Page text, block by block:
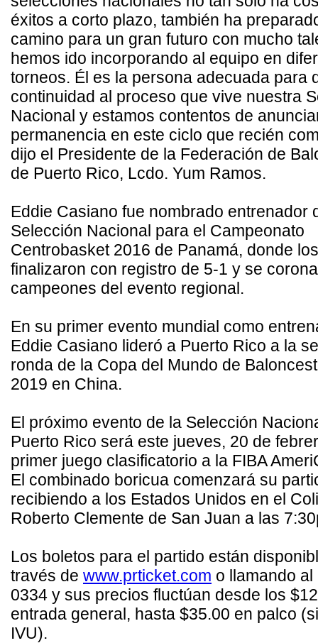
éxitos a corto plazo, también ha
camino para un gran futuro con mucho
hemos ido incorporando al equipo en
torneos. Él es la persona adecuada para
continuidad al proceso que vive nuestra
Nacional y estamos contentos de
permanencia en este ciclo que recién
dijo el Presidente de la Federación de
de Puerto Rico, Lcdo. Yum Ramos.
Eddie Casiano fue nombrado entrenador
Selección Nacional para el Campeonato
Centrobasket 2016 de Panamá, donde
finalizaron con registro de 5-1 y se
campeones del evento regional.
En su primer evento mundial como
Eddie Casiano lideró a Puerto Rico a la
ronda de la Copa del Mundo de
2019 en China.
El próximo evento de la Selección
Puerto Rico será este jueves, 20 de
primer juego clasificatorio a la FIBA
El combinado boricua comenzará su
recibiendo a los Estados Unidos en el
Roberto Clemente de San Juan a las
Los boletos para el partido están
través de www.prticket.com o llamando
0334 y sus precios fluctúan desde los
entrada general, hasta $35.00 en palco
IVU).